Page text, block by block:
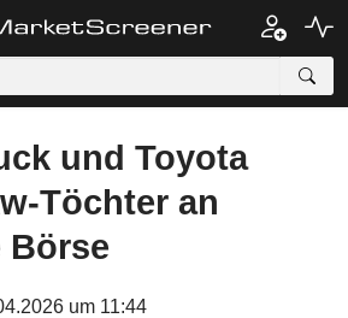
und Toyota
Töchter an
Börse
um 11:44